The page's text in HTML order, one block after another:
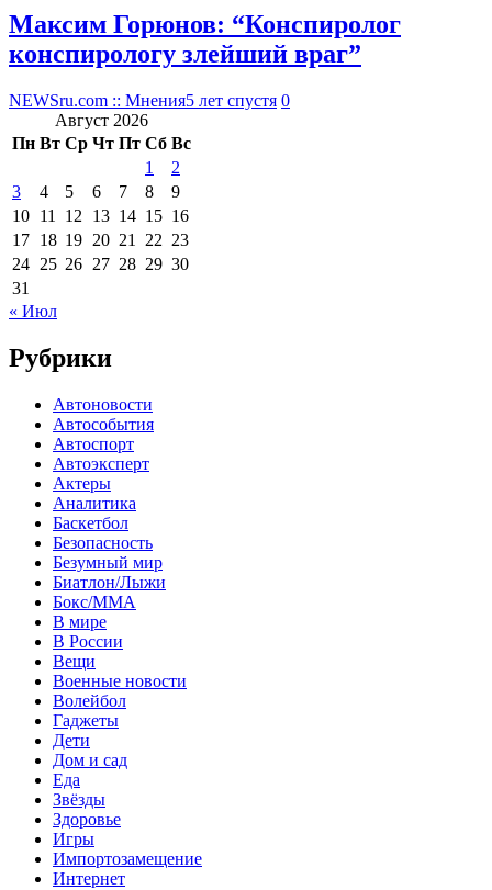
Максим Горюнов: “Конспиролог
конспирологу злейший враг”
NEWSru.com :: Мнения5 лет спустя 0
Август 2026
Пн Вт Ср Чт Пт Сб Вс
1
2
3
4 5 6 7 8
9
10 11 12 13 14 15 16
17 18 19 20 21 22 23
24 25 26 27 28 29 30
31
« Июл
Рубрики
Автоновости
Автособытия
Автоспорт
Автоэксперт
Актеры
Аналитика
Баскетбол
Безопасность
Безумный мир
Биатлон/Лыжи
Бокс/MMA
В мире
В России
Вещи
Военные новости
Волейбол
Гаджеты
Дети
Дом и сад
Еда
Звёзды
Здоровье
Игры
Импортозамещение
Интернет